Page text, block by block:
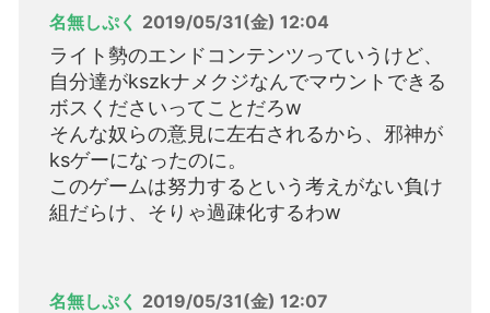
名無しぷく 2019/05/31(金) 12:04
ライト勢のエンドコンテンツっていうけど、
自分達がkszkナメクジなんでマウントできる
ボスくださいってことだろw
そんな奴らの意見に左右されるから、邪神が
ksゲーになったのに。
このゲームは努力するという考えがない負け
組だらけ、そりゃ過疎化するわw
名無しぷく 2019/05/31(金) 12:07